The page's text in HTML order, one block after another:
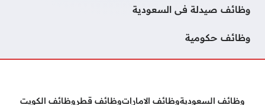
وظائف صيدلة فى السعودية
وظائف حكومية
وظائف السعوديةوظائف الاماراتوظائف قطروظائف الكويت